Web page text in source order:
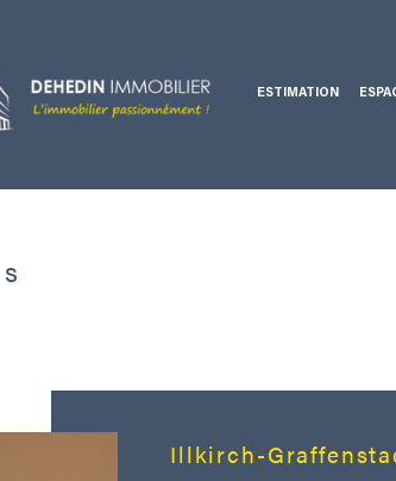
Ventes professionnelles
ESTIMATION
Voir les12annonces
Illkirch-